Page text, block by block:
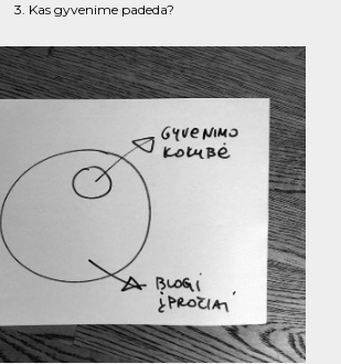
3. Kas gyvenime padeda?